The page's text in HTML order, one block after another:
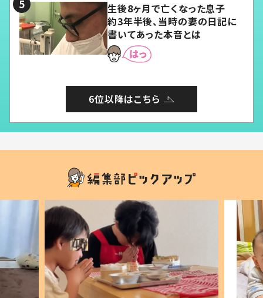
生後8ヶ月で亡くなった息子
約3年半後、当時の妻の日記に
書いてあった本音とは
6位以降はこちら